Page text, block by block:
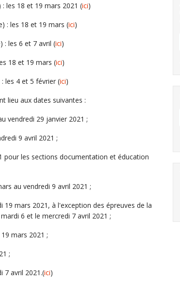
les 18 et 19 mars 2021 (ici)
: les 18 et 19 mars (ici)
: les 6 et 7 avril (ici)
18 et 19 mars (ici)
les 4 et 5 février (ici)
lieu aux dates suivantes :
vendredi 29 janvier 2021 ;
9 avril 2021 ;
pour les sections documentation et éducation
au vendredi 9 avril 2021 ;
19 mars 2021, à l'exception des épreuves de la
6 et le mercredi 7 avril 2021 ;
mars 2021 ;
;
7 avril 2021.(ici)